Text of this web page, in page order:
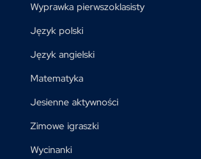
Wyprawka pierwszoklasisty
Język polski
Język angielski
Matematyka
Jesienne aktywności
Zimowe igraszki
Wycinanki